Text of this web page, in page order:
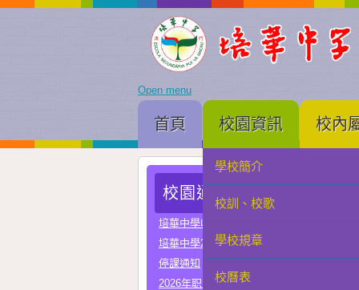
Open menu
首頁 校園資訊
學校簡介
校訓、校歌
學校規章
校曆表
校內
校園通告
培華中學收費項目一覽表
培華中學2024-2025學年報名費
停課通知
2026年职业教育国家教学成果奖申